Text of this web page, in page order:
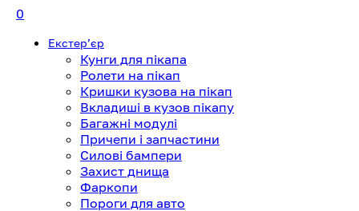
0
Екстерʼєр
Кунги для пікапа
Ролети на пікап
Кришки кузова на пікап
Вкладиші в кузов пікапу
Багажні модулі
Причепи і запчастини
Силові бампери
Захист днища
Фаркопи
Пороги для авто